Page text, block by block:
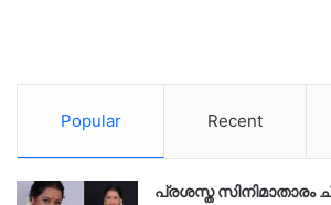
Popular Recent
പ്രശസ്ത സിനിമാതാരം